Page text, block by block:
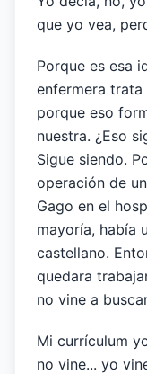
que yo vea,
Porque es esa
enfermera
porque eso
nuestra. ¿Eso
Sigue siendo.
operación de
Gago en el
mayoría, había
castellano.
quedara
no vine a
Mi currículum
no vine... yo